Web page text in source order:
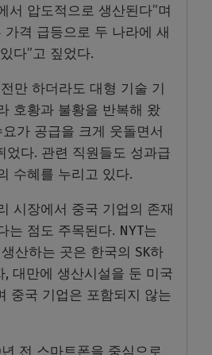
서 압도적으로 생산된다”며
가격 급등으로 두 나라에 새
다”고 짚었다.
만 하더라도 대형 기술 기
호황과 불황을 반복해 왔
가 공급을 크게 웃돌면서
었다. 관련 직원들도 성과급
수혜를 누리고 있다.
시장에서 중국 기업의 존재
는 점도 주목된다. NYT는
산하는 곳은 한국의 SK하
, 대만에 생산시설을 둔 미국
중국 기업은 포함되지 않는
전 스마트폰을 중심으로